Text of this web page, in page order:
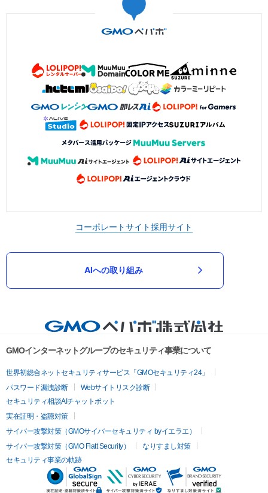
コーポレートサイト採用サイト
AIへの取り組み
GMOインターネットグループのセキュリティ事業について
世界初総合ネットセキュリティサービス「GMOセキュリティ24」
パスワード漏洩診断
Webサイトリスク診断
セキュリティ相談AIチャットボット
実在証明・盗聴対策
サイバー攻撃対策（GMOサイバーセキュリティ byイエラエ）
サイバー攻撃対策（GMO Flatt Security）
なりすまし対策
セキュリティ事業の軌跡